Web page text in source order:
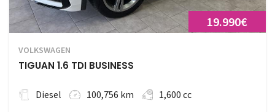
19.990€
VOLKSWAGEN
TIGUAN 1.6 TDI BUSINESS
Diesel 100,756 km
1,600 cc